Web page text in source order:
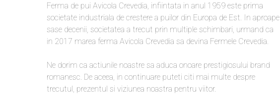
Ferma de pui Avicola Crevedia, infiintata in anul 1959 este prima
societate industriala de crestere a puilor din Europa de Est. In aproape
sase decenii, societatea a trecut prin multiple schimbari, urmand ca
in 2017 marea ferma Avicola Crevedia sa devina Fermele Crevedia.
Ne dorim ca actiunile noastre sa aduca onoare prestigiosului brand
romanesc. De aceea, in continuare puteti citi mai multe despre
trecutul, prezentul si viziunea noastra pentru viitor.